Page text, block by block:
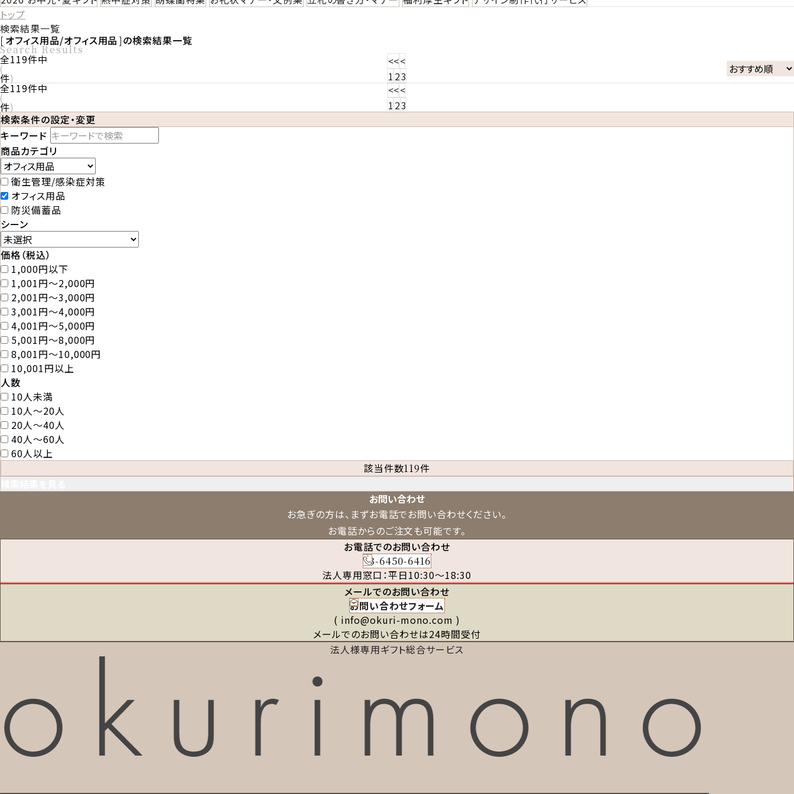
トップ
検索結果一覧
オフィス用品/オフィス用品 の検索結果一覧
Search Results
全119件中
件
<<<
1 23
全119件中
件
<<<
1 23
検索条件の設定・変更
キーワード
商品カテゴリ
衛生管理/感染症対策
オフィス用品
防災備蓄品
シーン
価格（税込）
1,000円以下
1,001円～2,000円
2,001円～3,000円
3,001円～4,000円
4,001円～5,000円
5,001円～8,000円
8,001円～10,000円
10,001円以上
人数
10人未満
10人～20人
20人～40人
40人～60人
60人以上
該当件数119件
お問い合わせ
お急ぎの方は、まずお電話でお問い合わせください。
お電話からのご注文も可能です。
お電話でのお問い合わせ
03-6450-6416
法人専用窓口：平日10:30～18:30
メールでのお問い合わせ
お問い合わせフォーム
( info@okuri-mono.com )
メールでのお問い合わせは24時間受付
法人様専用ギフト総合サービス